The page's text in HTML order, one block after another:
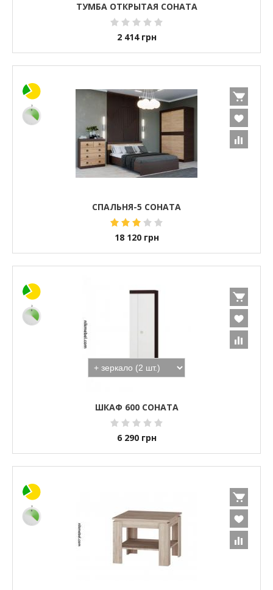
ТУМБА ОТКРЫТАЯ СОНАТА
2 414 грн
СПАЛЬНЯ-5 СОНАТА
18 120 грн
ШКАФ 600 СОНАТА
6 290 грн